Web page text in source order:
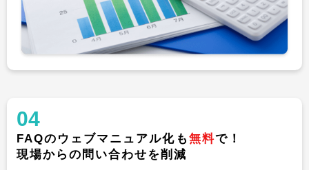
04
FAQのウェブマニュアル化も 無料で！
現場からの問い合わせを削減